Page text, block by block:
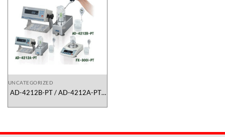
UNCATEGORIZED
AD-4212B-PT / AD-4212A-PT /